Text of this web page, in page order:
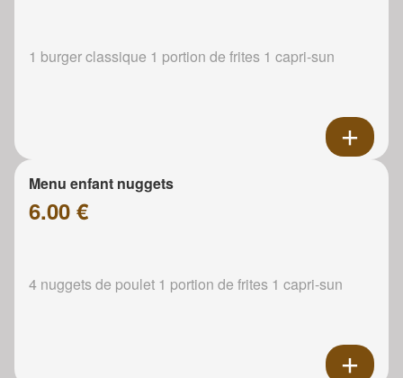
1 burger classique 1 portion de frites 1 capri-sun
Menu enfant nuggets
6.00 €
4 nuggets de poulet 1 portion de frites 1 capri-sun